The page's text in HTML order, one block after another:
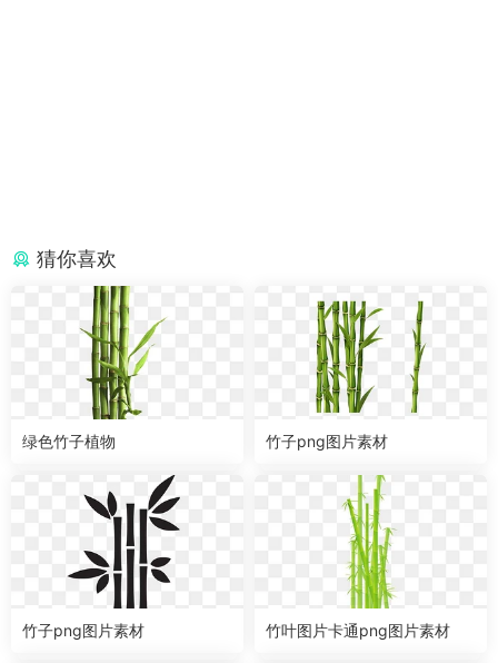
猜你喜欢
绿色竹子植物 竹子png图片素材
竹子png图片素材 竹叶图片卡通png图片素材